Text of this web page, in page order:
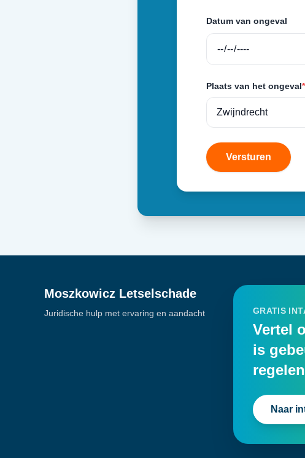
Datum van ongeval
Plaats van het ongeval*
Versturen
Moszkowicz Letselschade
Juridische hulp met ervaring en aandacht GRATIS
Vertel
is
Naar